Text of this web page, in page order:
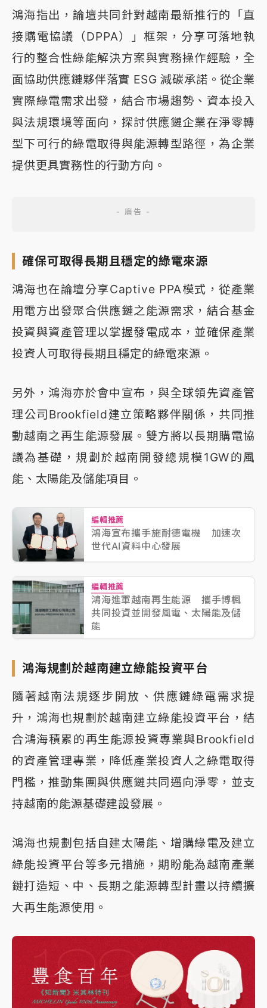
鴻海指出，論壇共同針對越南最新推行的「直
接購電協議（DPPA）」框架，分享可落地執
行的整合性綠能解決方案與實務操作經驗，全
面協助供應鏈夥伴落實 ESG 減碳承諾。從企業
實際綠電需求出發，結合市場趨勢、資本投入
與法規環境等面向，探討供應鏈企業在淨零轉
型下可行的綠電取得與能源轉型路徑，為企業
提供更具實務性的行動方向。
確保可取得長期且穩定的綠電來源
鴻海也在論壇分享Captive PPA模式，從產業
用電方出發聚合供應鏈之能源需求，結合基金
投資與資產管理以掌握發電成本，並確保產業
投資人可取得長期且穩定的綠電來源。
另外，鴻海亦於會中宣布，與全球領先資產管
理公司Brookfield建立策略夥伴關係，共同推
動越南之再生能源發展。雙方將以長期購電協
議為基礎，規劃於越南開發總規模1GW的風
能、太陽能及儲能項目。
編輯推薦
鴻海宣布攜手施耐德電機 加速次
世代AI資料中心發展
編輯推薦
鴻海進軍越南再生能源 攜手博楓
共同投資並開發風電、太陽能及儲
能
鴻海規劃於越南建立綠能投資平台
隨著越南法規逐步開放、供應鏈綠電需求提
升，鴻海也規劃於越南建立綠能投資平台，結
合鴻海積累的再生能源投資專業與Brookfield
的資產管理專業，降低產業投資人之綠電取得
門檻，推動集團與供應鏈共同邁向淨零，並支
持越南的能源基礎建設發展。
鴻海也規劃包括自建太陽能、增購綠電及建立
綠能投資平台等多元措施，期盼能為越南產業
鏈打造短、中、長期之能源轉型計畫以持續擴
大再生能源使用。